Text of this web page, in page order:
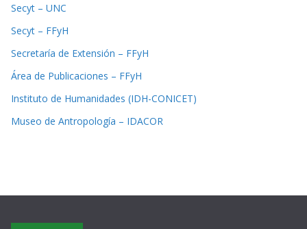
Secyt – UNC
Secyt – FFyH
Secretaría de Extensión – FFyH
Área de Publicaciones – FFyH
Instituto de Humanidades (IDH-CONICET)
Museo de Antropología – IDACOR